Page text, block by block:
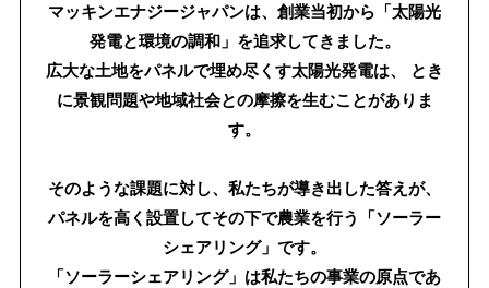
マッキンエナジージャパンは、創業当初から「太陽光
発電と環境の調和」を追求してきました。
広大な土地をパネルで埋め尽くす太陽光発電は、
とき
に景観問題や地域社会との摩擦を生むことがありま
す。
そのような課題に対し、私たちが導き出した答えが、
パネルを高く設置してその下で農業を行う「ソーラー
シェアリング」です。
「ソーラーシェアリング」は私たちの事業の原点であ